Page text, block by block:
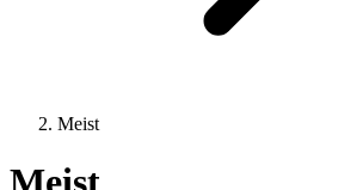
Meist